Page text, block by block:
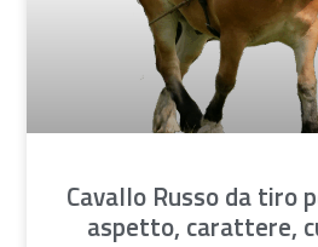
Cavallo Russo da tiro
aspetto, carattere,